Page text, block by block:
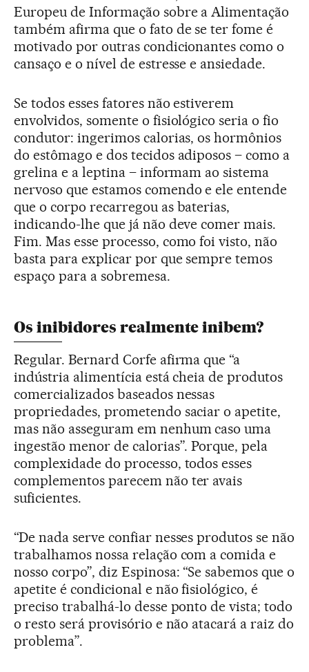
Europeu de Informação sobre a Alimentação
também afirma que o fato de se ter fome é
motivado por outras condicionantes como o
cansaço e o nível de estresse e ansiedade.
Se todos esses fatores não estiverem
envolvidos, somente o fisiológico seria o fio
condutor: ingerimos calorias, os hormônios
do estômago e dos tecidos adiposos – como a
grelina e a leptina – informam ao sistema
nervoso que estamos comendo e ele entende
que o corpo recarregou as baterias,
indicando-lhe que já não deve comer mais.
Fim. Mas esse processo, como foi visto, não
basta para explicar por que sempre temos
espaço para a sobremesa.
Os inibidores realmente inibem?
Regular. Bernard Corfe afirma que “a
indústria alimentícia está cheia de produtos
comercializados baseados nessas
propriedades, prometendo saciar o apetite,
mas não asseguram em nenhum caso uma
ingestão menor de calorias”. Porque, pela
complexidade do processo, todos esses
complementos parecem não ter avais
suficientes.
“De nada serve confiar nesses produtos se não
trabalhamos nossa relação com a comida e
nosso corpo”, diz Espinosa: “Se sabemos que o
apetite é condicional e não fisiológico, é
preciso trabalhá-lo desse ponto de vista; todo
o resto será provisório e não atacará a raiz do
problema”.